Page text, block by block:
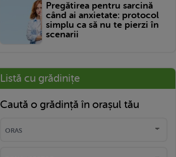
Pregătirea pentru sarcină
când ai anxietate: protocol
simplu ca să nu te pierzi în
scenarii
Listă cu grădinițe
Caută o grădință în orașul tău